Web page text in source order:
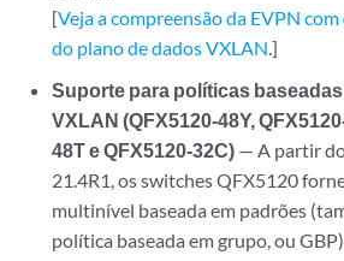
[Veja a compreensão da EVPN
do plano de dados VXLAN.]
Suporte para políticas
VXLAN (QFX5120-48Y,
48T e QFX5120-32C) — A partir
21.4R1, os switches QFX5120
multinível baseada em padrões
política baseada em grupo, ou